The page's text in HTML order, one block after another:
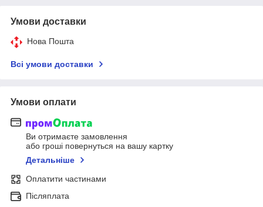
Умови доставки
Нова Пошта
Всі умови доставки
Умови оплати
Ви отримаєте замовлення
або гроші повернуться на вашу картку
Детальніше
Оплатити частинами
Післяплата